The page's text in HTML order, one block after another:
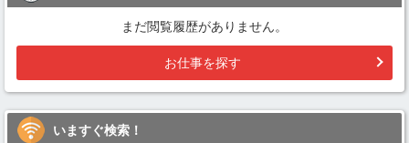
まだ閲覧履歴がありません。
お仕事を探す
いますぐ検索！